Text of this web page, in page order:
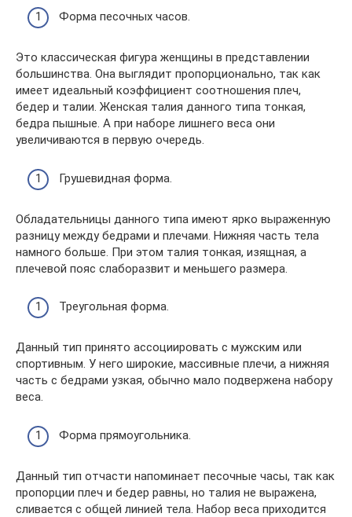
Форма песочных часов.
Это классическая фигура женщины в представлении
большинства. Она выглядит пропорционально, так как
имеет идеальный коэффициент соотношения плеч,
бедер и талии. Женская талия данного типа тонкая,
бедра пышные. А при наборе лишнего веса они
увеличиваются в первую очередь.
Грушевидная форма.
Обладательницы данного типа имеют ярко выраженную
разницу между бедрами и плечами. Нижняя часть тела
намного больше. При этом талия тонкая, изящная, а
плечевой пояс слаборазвит и меньшего размера.
Треугольная форма.
Данный тип принято ассоциировать с мужским или
спортивным. У него широкие, массивные плечи, а нижняя
часть с бедрами узкая, обычно мало подвержена набору
веса.
Форма прямоугольника.
Данный тип отчасти напоминает песочные часы, так как
пропорции плеч и бедер равны, но талия не выражена,
сливается с общей линией тела. Набор веса приходится